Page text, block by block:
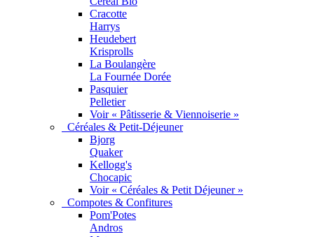
Cracotte
Harrys
Heudebert
Krisprolls
La Boulangère
La Fournée Dorée
Pasquier
Pelletier
Voir « Pâtisserie & Viennoiserie »
Céréales & Petit-Déjeuner
Bjorg
Quaker
Kellogg's
Chocapic
Voir « Céréales & Petit Déjeuner »
Compotes & Confitures
Pom'Potes
Andros